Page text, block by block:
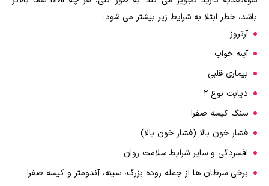
باشد، خطر ابتلا به شرایط زیر بیشتر می شود:
آرتروز
آپنه خواب
بیماری قلبی
دیابت نوع 2
سنگ کیسه صفرا
فشار خون بالا (فشار خون بالا)
افسردگی و سایر شرایط سلامت روان
برخی سرطان ها از جمله روده بزرگ، سینه، آندومتر و کیسه صفرا